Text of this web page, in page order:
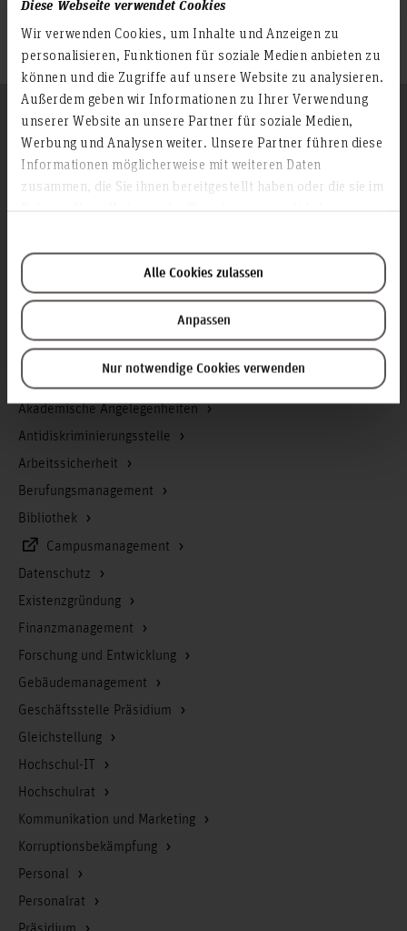
Diese Webseite verwendet Cookies
Wir verwenden Cookies, um Inhalte und Anzeigen zu
personalisieren, Funktionen für soziale Medien anbieten zu
können und die Zugriffe auf unsere Website zu analysieren.
Außerdem geben wir Informationen zu Ihrer Verwendung
unserer Website an unsere Partner für soziale Medien,
Werbung und Analysen weiter. Unsere Partner führen diese
Informationen möglicherweise mit weiteren Daten
zusammen, die Sie ihnen bereitgestellt haben oder die sie im
Alle Cookies zulassen
Anpassen
Nur notwendige Cookies verwenden
Zum Seitenanfang
Infos zur Hochschule
Startseite Hochschule Hannover
Presse
Personensuche
Karriere
Folgen Sie uns
Service & Organisation
Akademische Angelegenheiten
Antidiskriminierungsstelle
Arbeitssicherheit
Berufungsmanagement
Bibliothek
Campusmanagement
Datenschutz
Existenzgründung
Finanzmanagement
Forschung und Entwicklung
Gebäudemanagement
Geschäftsstelle Präsidium
Gleichstellung
Hochschul-IT
Hochschulrat
Kommunikation und Marketing
Korruptionsbekämpfung
Personal
Personalrat